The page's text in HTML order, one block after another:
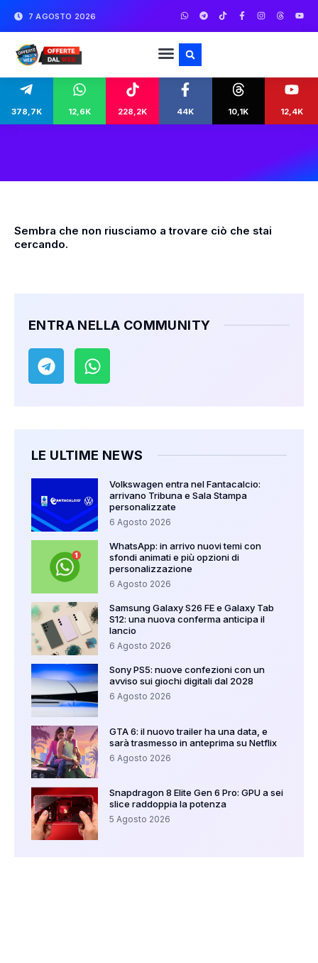
7 AGOSTO 2026
378,7K 12,6K 228,2K 44K 10,1K 12,4K
Sembra che non riusciamo a trovare ciò che stai
cercando.
ENTRA NELLA COMMUNITY
LE ULTIME NEWS
Volkswagen entra nel Fantacalcio:
arrivano Tribuna e Sala Stampa
personalizzate
6 Agosto 2026
WhatsApp: in arrivo nuovi temi con
sfondi animati e più opzioni di
personalizzazione
6 Agosto 2026
Samsung Galaxy S26 FE e Galaxy Tab
S12: una nuova conferma anticipa il
lancio
6 Agosto 2026
Sony PS5: nuove confezioni con un
avviso sui giochi digitali dal 2028
6 Agosto 2026
GTA 6: il nuovo trailer ha una data, e
sarà trasmesso in anteprima su Netflix
6 Agosto 2026
Snapdragon 8 Elite Gen 6 Pro: GPU a sei
slice raddoppia la potenza
5 Agosto 2026